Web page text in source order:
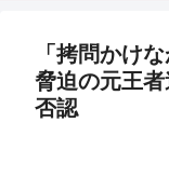
「拷問かけ
脅迫の元王
否認